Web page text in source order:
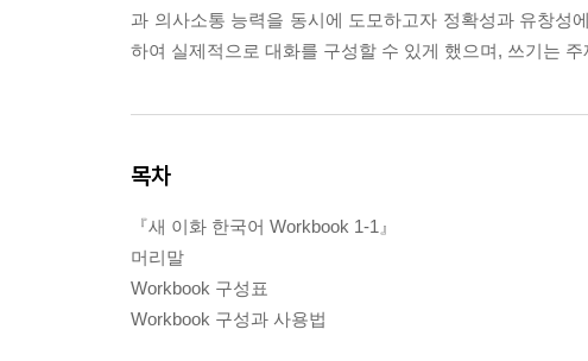
과 의사소통 능력을 동시에 도모하고자 정확성과 유창성
하여 실제적으로 대화를 구성할 수 있게 했으며, 쓰기는
목차
『새 이화 한국어 Workbook 1-1』
머리말
Workbook 구성표
Workbook 구성과 사용법